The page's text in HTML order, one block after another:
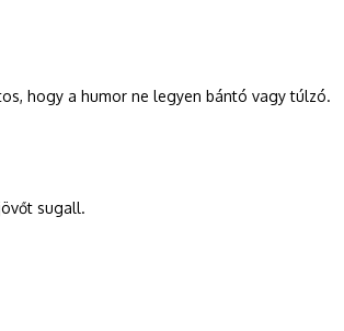
hogy a humor ne legyen bántó vagy túlzó.
sugall.